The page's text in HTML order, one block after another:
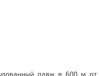
пляж в 600 м от